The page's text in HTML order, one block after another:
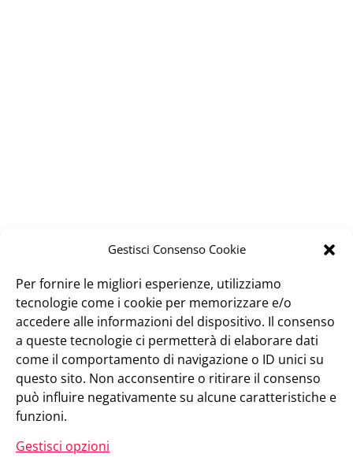
Gestisci Consenso Cookie
Per fornire le migliori esperienze, utilizziamo
tecnologie come i cookie per memorizzare e/o
accedere alle informazioni del dispositivo. Il consenso
a queste tecnologie ci permetterà di elaborare dati
come il comportamento di navigazione o ID unici su
questo sito. Non acconsentire o ritirare il consenso
può influire negativamente su alcune caratteristiche e
funzioni.
Gestisci opzioni